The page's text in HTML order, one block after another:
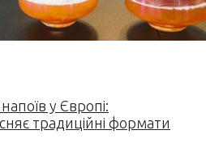
у Європі:
традиційні формати